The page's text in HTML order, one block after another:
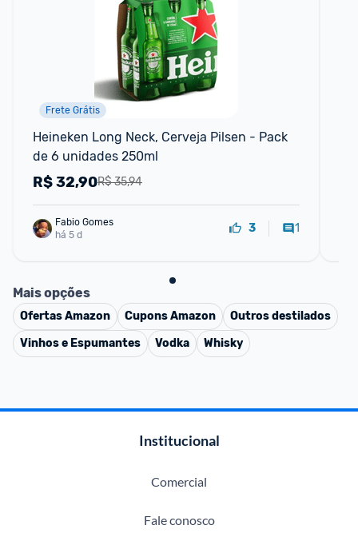
Frete Grátis
Heineken Long Neck, Cerveja Pilsen - Pack
de 6 unidades 250ml
R$ 35,94
R$32,90
Fabio Gomes
há 5 d
3 1
Mais opções
OfertasAmazon CuponsAmazon
Outros destilados
Vinhos e Espumantes
Vodka Whisky
Institucional
Comercial
Fale conosco